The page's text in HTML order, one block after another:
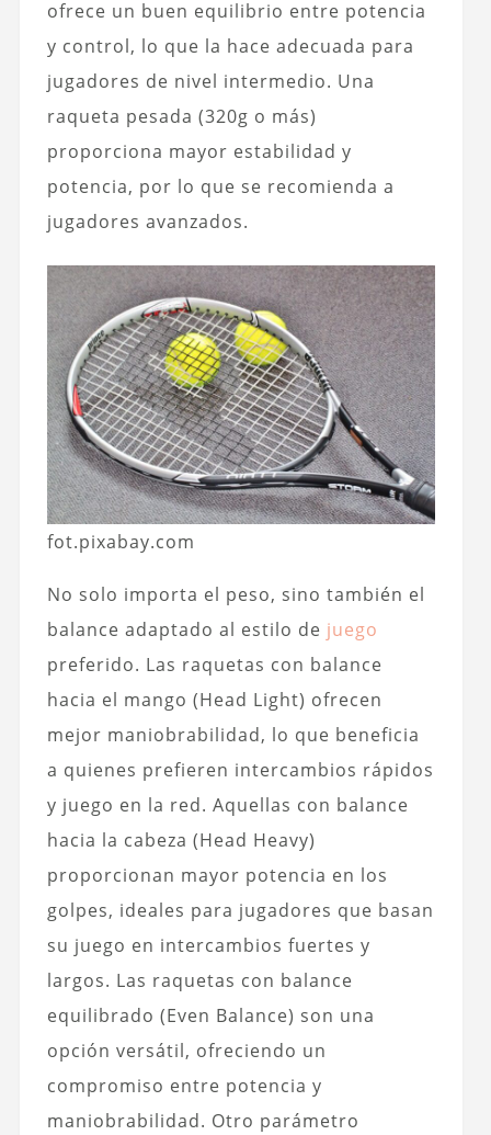
ofrece un buen equilibrio entre potencia
y control, lo que la hace adecuada para
jugadores de nivel intermedio. Una
raqueta pesada (320g o más)
proporciona mayor estabilidad y
potencia, por lo que se recomienda a
jugadores avanzados.
fot.pixabay.com
No solo importa el peso, sino también el
balance adaptado al estilo de juego
preferido. Las raquetas con balance
hacia el mango (Head Light) ofrecen
mejor maniobrabilidad, lo que beneficia
a quienes prefieren intercambios rápidos
y juego en la red. Aquellas con balance
hacia la cabeza (Head Heavy)
proporcionan mayor potencia en los
golpes, ideales para jugadores que basan
su juego en intercambios fuertes y
largos. Las raquetas con balance
equilibrado (Even Balance) son una
opción versátil, ofreciendo un
compromiso entre potencia y
maniobrabilidad. Otro parámetro